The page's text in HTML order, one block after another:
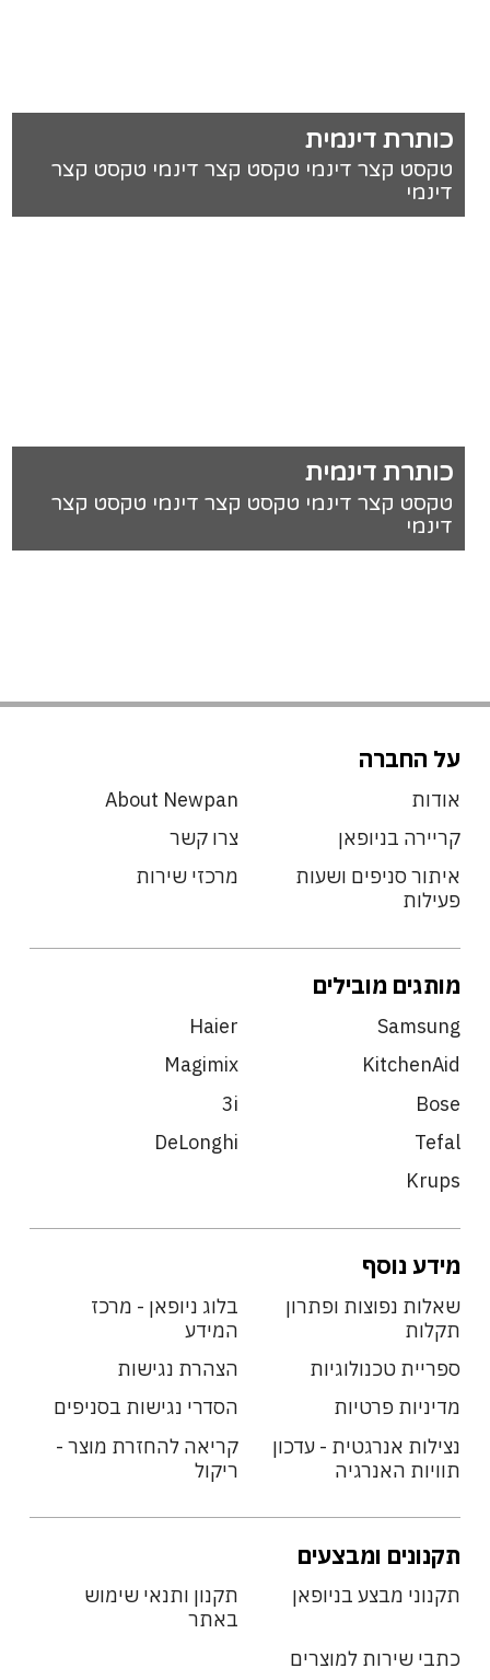
כותרת דינמית
טקסט קצר דינמי טקסט קצר דינמי טקסט קצר
דינמי
כותרת דינמית
טקסט קצר דינמי טקסט קצר דינמי טקסט קצר
דינמי
על החברה
אודות
About Newpan
קריירה בניופאן
צרו קשר
איתור סניפים ושעות
פעילות
מרכזי שירות
מותגים מובילים
Samsung
Haier
KitchenAid
Magimix
Bose
3i
Tefal
DeLonghi
Krups
מידע נוסף
שאלות נפוצות ופתרון
תקלות
בלוג ניופאן - מרכז
המידע
ספריית טכנולוגיות
הצהרת נגישות
מדיניות פרטיות
הסדרי נגישות בסניפים
נצילות אנרגטית - עדכון
תוויות האנרגיה
קריאה להחזרת מוצר -
ריקול
תקנונים ומבצעים
תקנוני מבצע בניופאן
תקנון ותנאי שימוש
באתר
כתבי שירות למוצרים